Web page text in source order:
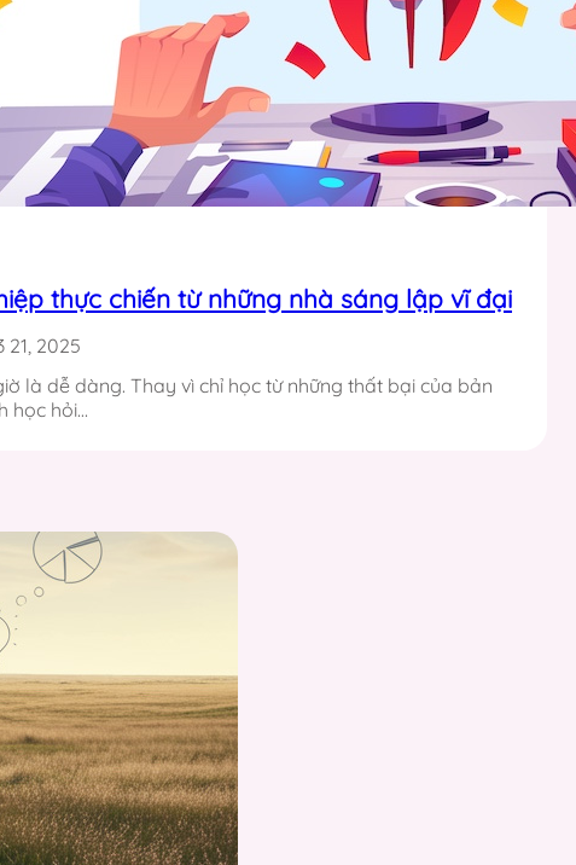
thực chiến từ những nhà sáng lập vĩ đại
21, 2025
là dễ dàng. Thay vì chỉ học từ những thất bại của bản
học hỏi…